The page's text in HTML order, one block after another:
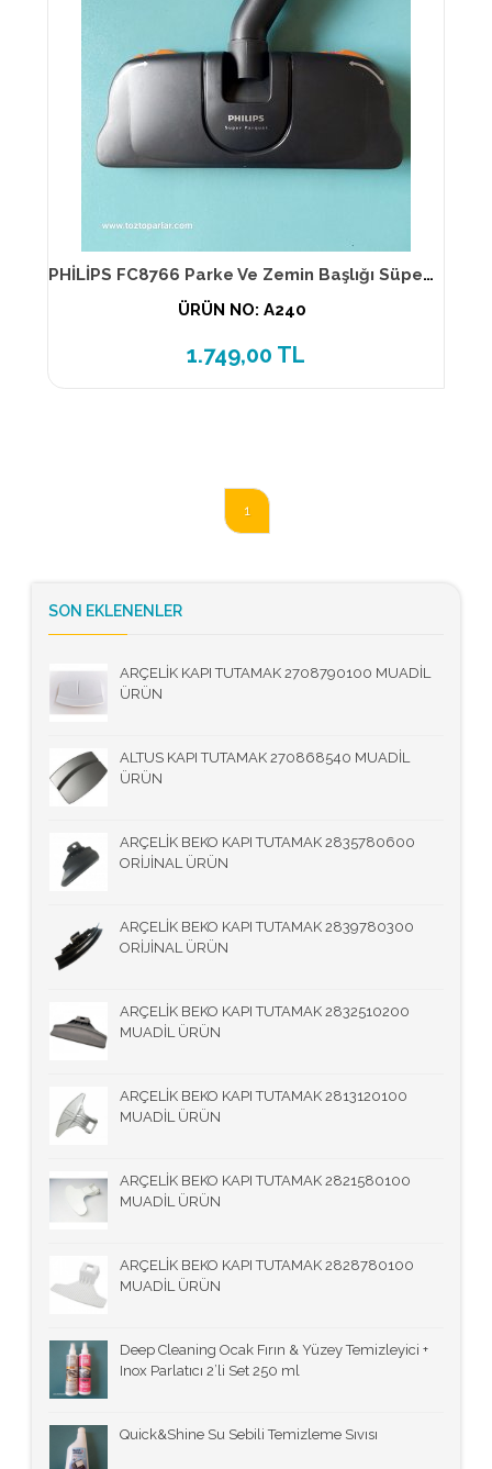
PHİLİPS FC8766 Parke Ve Zemin Başlığı Süper Parquet
ÜRÜN NO: A240
1.749,00 TL
1
SON EKLENENLER
ARÇELİK KAPI TUTAMAK 2708790100 MUADİL
ÜRÜN
ALTUS KAPI TUTAMAK 270868540 MUADİL
ÜRÜN
ARÇELİK BEKO KAPI TUTAMAK 2835780600
ORİJİNAL ÜRÜN
ARÇELİK BEKO KAPI TUTAMAK 2839780300
ORİJİNAL ÜRÜN
ARÇELİK BEKO KAPI TUTAMAK 2832510200
MUADİL ÜRÜN
ARÇELİK BEKO KAPI TUTAMAK 2813120100
MUADİL ÜRÜN
ARÇELİK BEKO KAPI TUTAMAK 2821580100
MUADİL ÜRÜN
ARÇELİK BEKO KAPI TUTAMAK 2828780100
MUADİL ÜRÜN
Deep Cleaning Ocak Fırın & Yüzey Temizleyici +
Inox Parlatıcı 2’li Set 250 ml
Quick&Shine Su Sebili Temizleme Sıvısı